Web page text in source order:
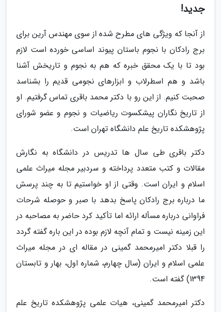
جدید!
از آنجا که ویژگی های مطرح شده از سوی مهندس آرین برای
برج رادکان با نجوم باستان پیوند اساسی خورده است لازم
بود تا با یک محقق خبره که هم به نجوم و تاریخش آشنا
باشد و هم اسطرلاب و ابزارهای نجومی قدیم را بشناسد
صحبت کنیم. از این رو با دکتر محمد باقری تماس گرفتیم. او
از تاریخ نگاران پیشکسوت ریاضیات و نجوم و عضو شورای
پژوهشکده تاریخ علم دانشگاه تهران است.
دکتر باقری طی سال ها تدریس در دانشگاه به نگارش
مقالات و کتب متعدد پرداخته و سردبیر مجله میراث علمی
اسلام و ایران است. وقتی از او خواستیم تا به چند پرسش
ما درباره برج رادکان پاسخ بدهد با صبر و حوصله شرحات
فراوانی درباره مسأله ارائه اما تأکید کرد حاضر به مصاحبه در
این زمینه نیست و تمام آنچه لازم بوده در این باره گفته گردد
را قبلا دکتر امیرمحمد گمینی در مقاله ای در مجله میراث
علمی اسلام و ایران (سال چهارم، شماره اول، بهار و تابستان
1394) گفته است.
دکتر امیرمحمد گمینی، هیات علمی پژوهشکده تاریخ علم